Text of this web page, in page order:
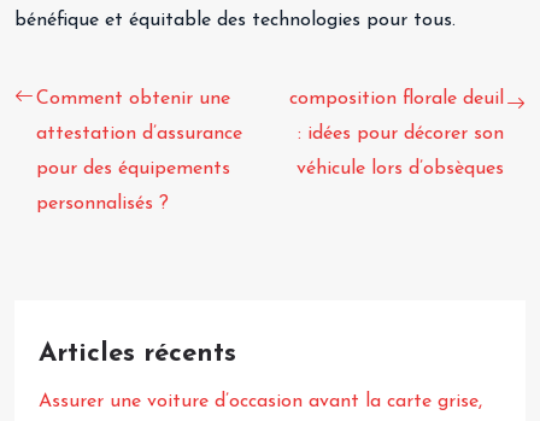
bénéfique et équitable des technologies pour tous.
Comment obtenir une
attestation d’assurance
pour des équipements
personnalisés ?
composition florale deuil
: idées pour décorer son
véhicule lors d’obsèques
Articles récents
Assurer une voiture d’occasion avant la carte grise,